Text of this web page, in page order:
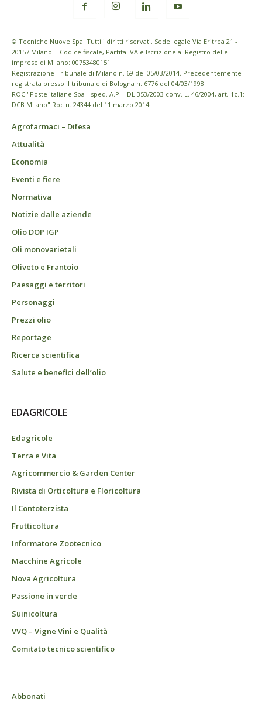
© Tecniche Nuove Spa. Tutti i diritti riservati. Sede legale Via Eritrea 21 -
20157 Milano | Codice fiscale, Partita IVA e Iscrizione al Registro delle
imprese di Milano: 00753480151
Registrazione Tribunale di Milano n. 69 del 05/03/2014. Precedentemente
registrata presso il tribunale di Bologna n. 6776 del 04/03/1998
ROC "Poste italiane Spa - sped. A.P. - DL 353/2003 conv. L. 46/2004, art. 1c.1:
DCB Milano" Roc n. 24344 del 11 marzo 2014
Agrofarmaci – Difesa
Attualità
Economia
Eventi e fiere
Normativa
Notizie dalle aziende
Olio DOP IGP
Oli monovarietali
Oliveto e Frantoio
Paesaggi e territori
Personaggi
Prezzi olio
Reportage
Ricerca scientifica
Salute e benefici dell’olio
EDAGRICOLE
Edagricole
Terra e Vita
Agricommercio & Garden Center
Rivista di Orticoltura e Floricoltura
Il Contoterzista
Frutticoltura
Informatore Zootecnico
Macchine Agricole
Nova Agricoltura
Passione in verde
Suinicoltura
VVQ – Vigne Vini e Qualità
Comitato tecnico scientifico
Abbonati